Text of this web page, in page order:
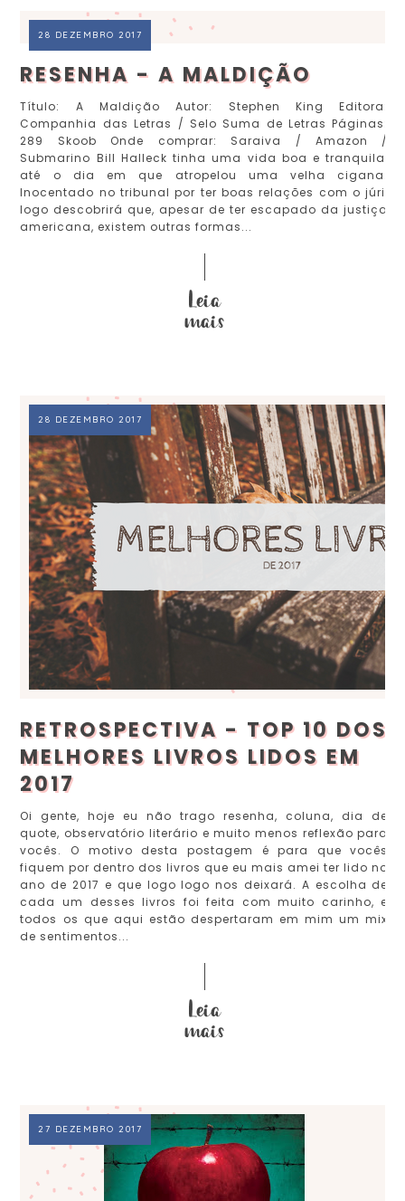
28 DEZEMBRO 2017
RESENHA - A MALDIÇÃO
Título: A Maldição Autor: Stephen King Editora:
Companhia das Letras / Selo Suma de Letras Páginas:
289 Skoob Onde comprar: Saraiva / Amazon /
Submarino Bill Halleck tinha uma vida boa e tranquila,
até o dia em que atropelou uma velha cigana.
Inocentado no tribunal por ter boas relações com o júri,
logo descobrirá que, apesar de ter escapado da justiça
americana, existem outras formas...
28 DEZEMBRO 2017
RETROSPECTIVA - TOP 10 DOS
MELHORES LIVROS LIDOS EM
2017
Oi gente, hoje eu não trago resenha, coluna, dia de
quote, observatório literário e muito menos reflexão para
vocês. O motivo desta postagem é para que vocês
fiquem por dentro dos livros que eu mais amei ter lido no
ano de 2017 e que logo logo nos deixará. A escolha de
cada um desses livros foi feita com muito carinho, e
todos os que aqui estão despertaram em mim um mix
de sentimentos...
27 DEZEMBRO 2017